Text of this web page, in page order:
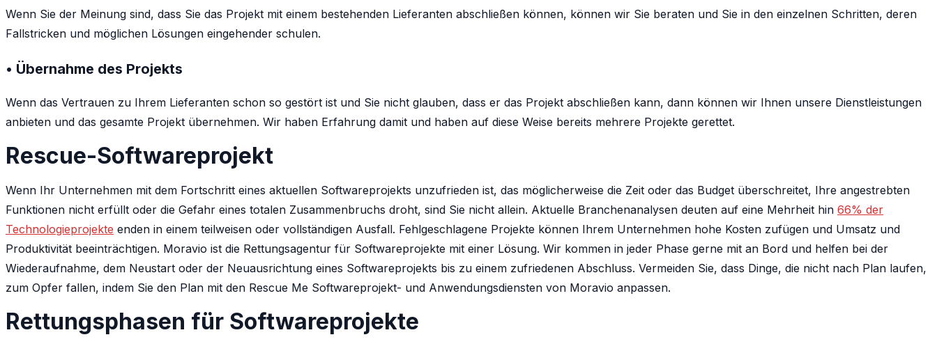
Wenn Sie der Meinung sind, dass Sie das Projekt mit einem bestehenden Lieferanten abschließen können, können wir Sie beraten und Sie in den einzelnen Schritten, deren
Fallstricken und möglichen Lösungen eingehender schulen.
• Übernahme des Projekts
Wenn das Vertrauen zu Ihrem Lieferanten schon so gestört ist und Sie nicht glauben, dass er das Projekt abschließen kann, dann können wir Ihnen unsere Dienstleistungen
anbieten und das gesamte Projekt übernehmen. Wir haben Erfahrung damit und haben auf diese Weise bereits mehrere Projekte gerettet.
Rescue-Softwareprojekt
Wenn Ihr Unternehmen mit dem Fortschritt eines aktuellen Softwareprojekts unzufrieden ist, das möglicherweise die Zeit oder das Budget überschreitet, Ihre angestrebten
Funktionen nicht erfüllt oder die Gefahr eines totalen Zusammenbruchs droht, sind Sie nicht allein. Aktuelle Branchenanalysen deuten auf eine Mehrheit hin 66% der
Technologieprojekte enden in einem teilweisen oder vollständigen Ausfall. Fehlgeschlagene Projekte können Ihrem Unternehmen hohe Kosten zufügen und Umsatz und
Produktivität beeinträchtigen. Moravio ist die Rettungsagentur für Softwareprojekte mit einer Lösung. Wir kommen in jeder Phase gerne mit an Bord und helfen bei der
Wiederaufnahme, dem Neustart oder der Neuausrichtung eines Softwareprojekts bis zu einem zufriedenen Abschluss. Vermeiden Sie, dass Dinge, die nicht nach Plan laufen,
zum Opfer fallen, indem Sie den Plan mit den Rescue Me Softwareprojekt- und Anwendungsdiensten von Moravio anpassen.
Rettungsphasen für Softwareprojekte